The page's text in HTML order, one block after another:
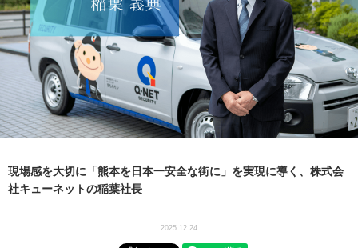
現場感を大切に「熊本を日本一安全な街に」を実現に導く、株式会
社キューネットの稲葉社長
2025.12.24